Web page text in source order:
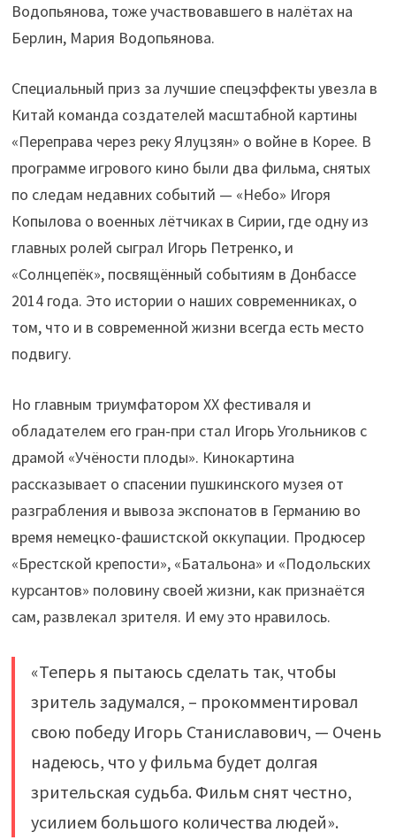
Водопьянова, тоже участвовавшего в налётах на
Берлин, Мария Водопьянова.
Специальный приз за лучшие спецэффекты увезла в
Китай команда создателей масштабной картины
«Переправа через реку Ялуцзян» о войне в Корее. В
программе игрового кино были два фильма, снятых
по следам недавних событий — «Небо» Игоря
Копылова о военных лётчиках в Сирии, где одну из
главных ролей сыграл Игорь Петренко, и
«Солнцепёк», посвящённый событиям в Донбассе
2014 года. Это истории о наших современниках, о
том, что и в современной жизни всегда есть место
подвигу.
Но главным триумфатором ХХ фестиваля и
обладателем его гран-при стал Игорь Угольников с
драмой «Учёности плоды». Кинокартина
рассказывает о спасении пушкинского музея от
разграбления и вывоза экспонатов в Германию во
время немецко-фашистской оккупации. Продюсер
«Брестской крепости», «Батальона» и «Подольских
курсантов» половину своей жизни, как признаётся
сам, развлекал зрителя. И ему это нравилось.
«Теперь я пытаюсь сделать так, чтобы
зритель задумался, – прокомментировал
свою победу Игорь Станиславович, — Очень
надеюсь, что у фильма будет долгая
зрительская судьба. Фильм снят честно,
усилием большого количества людей».